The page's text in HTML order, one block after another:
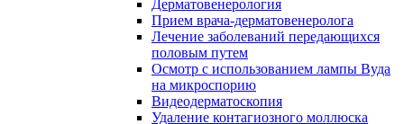
Дерматовенерология
Прием врача-дерматовенеролога
Лечение заболеваний передающихся
половым путем
Осмотр с использованием лампы Вуда
на микроспорию
Видеодерматоскопия
Удаление контагиозного моллюска